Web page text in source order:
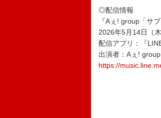
◎配信情報
『Aぇ! group「サ
2026年5月14日（
配信アプリ：『
出演者：Aぇ! group
https://